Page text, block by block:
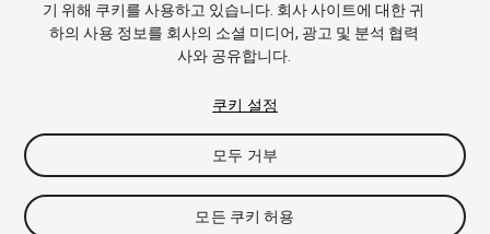
매 금지
쿠키 기본 설정
기 위해 쿠키를 사용하고 있습니다. 회사 사이트에 대한 귀
하의 사용 정보를 회사의 소셜 미디어, 광고 및 분석 협력
사와 공유합니다.
쿠키 설정
모두 거부
모든 쿠키 허용